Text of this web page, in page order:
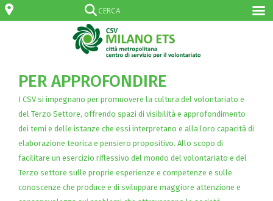
PER APPROFONDIRE
I CSV si impegnano per promuovere la cultura del volontariato e
del Terzo Settore, offrendo spazi di visibilità e approfondimento
dei temi e delle istanze che essi interpretano e alla loro capacità di
elaborazione teorica e pensiero propositivo. Allo scopo di
facilitare un esercizio riflessivo del mondo del volontariato e del
Terzo settore sulle proprie esperienze e competenze e sulle
conoscenze che produce e di sviluppare maggiore attenzione e